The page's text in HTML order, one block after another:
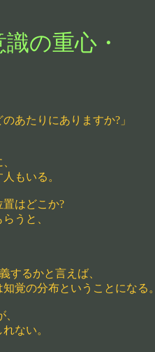
の重心・
あたりにありますか?」
もいる。
はどこか?
うと、
するかと言えば、
覚の分布ということになる。
ない。